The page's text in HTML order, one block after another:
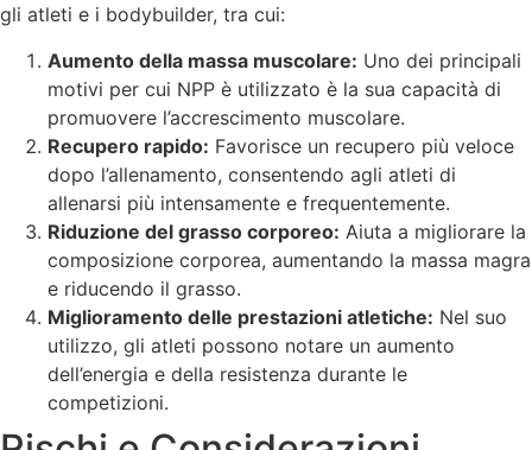
gli atleti e i bodybuilder, tra cui:
Aumento della massa muscolare: Uno dei principali
motivi per cui NPP è utilizzato è la sua capacità di
promuovere l’accrescimento muscolare.
Recupero rapido: Favorisce un recupero più veloce
dopo l’allenamento, consentendo agli atleti di
allenarsi più intensamente e frequentemente.
Riduzione del grasso corporeo: Aiuta a migliorare la
composizione corporea, aumentando la massa magra
e riducendo il grasso.
Miglioramento delle prestazioni atletiche: Nel suo
utilizzo, gli atleti possono notare un aumento
dell’energia e della resistenza durante le
competizioni.